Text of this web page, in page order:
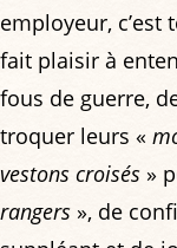
employeur, c’est
fait plaisir à
fous de guerre,
troquer leurs «
vestons croisés »
rangers », de